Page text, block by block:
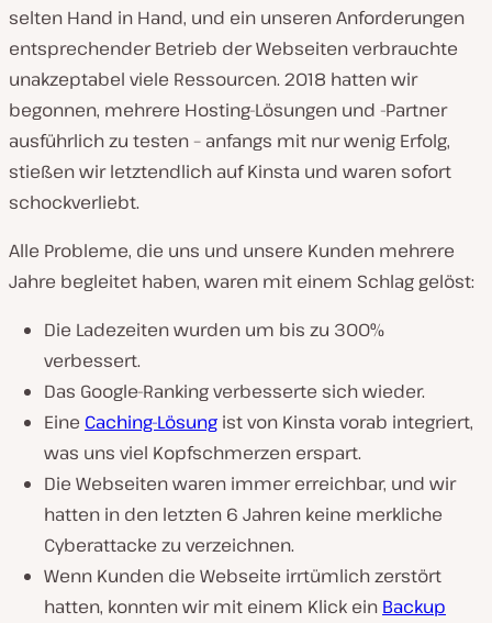
selten Hand in Hand, und ein unseren Anforderungen
entsprechender Betrieb der Webseiten verbrauchte
unakzeptabel viele Ressourcen. 2018 hatten wir
begonnen, mehrere Hosting-Lösungen und -Partner
ausführlich zu testen – anfangs mit nur wenig Erfolg,
stießen wir letztendlich auf Kinsta und waren sofort
schockverliebt.
Alle Probleme, die uns und unsere Kunden mehrere
Jahre begleitet haben, waren mit einem Schlag gelöst:
Die Ladezeiten wurden um bis zu 300%
verbessert.
Das Google-Ranking verbesserte sich wieder.
Eine Caching-Lösung ist von Kinsta vorab integriert,
was uns viel Kopfschmerzen erspart.
Die Webseiten waren immer erreichbar, und wir
hatten in den letzten 6 Jahren keine merkliche
Cyberattacke zu verzeichnen.
Wenn Kunden die Webseite irrtümlich zerstört
hatten, konnten wir mit einem Klick ein Backup